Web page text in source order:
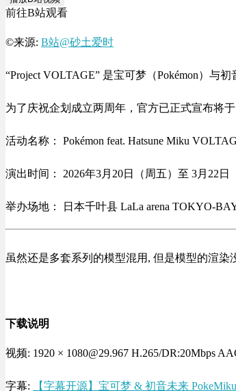
前往B站观看
©来源: B站@砂土爱时
“Project VOLTAGE” 是宝可梦（Pokémon）与
为了庆祝企划成立两周年，官方已正式宣布将
活动名称： Pokémon feat. Hatsune Miku
演出时间： 2026年3月20日（周五）至 3月22
举办场地： 日本千叶县 LaLa arena TOKYO-
虽然还是多套系列的模型混用, 但是模型的渲
下载说明
视频: 1920 × 1080@29.967 H.265/DR:20Mbps
字幕: 【字幕开源】宝可梦 & 初音未来